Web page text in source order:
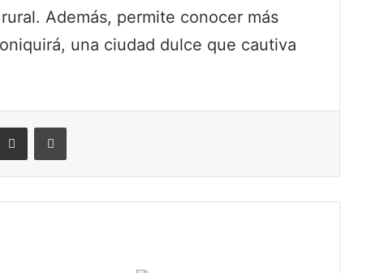
Además, permite conocer más
una ciudad dulce que cautiva
Compartir por correo electrónicoImprimir